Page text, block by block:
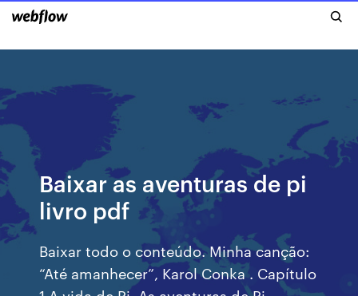
Baixar as aventuras de pi
livro pdf
Baixar todo o conteúdo. Minha canção:
“Até amanhecer”, Karol Conka . Capítulo